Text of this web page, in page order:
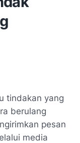
tindakan yang
berulang
pesan
media